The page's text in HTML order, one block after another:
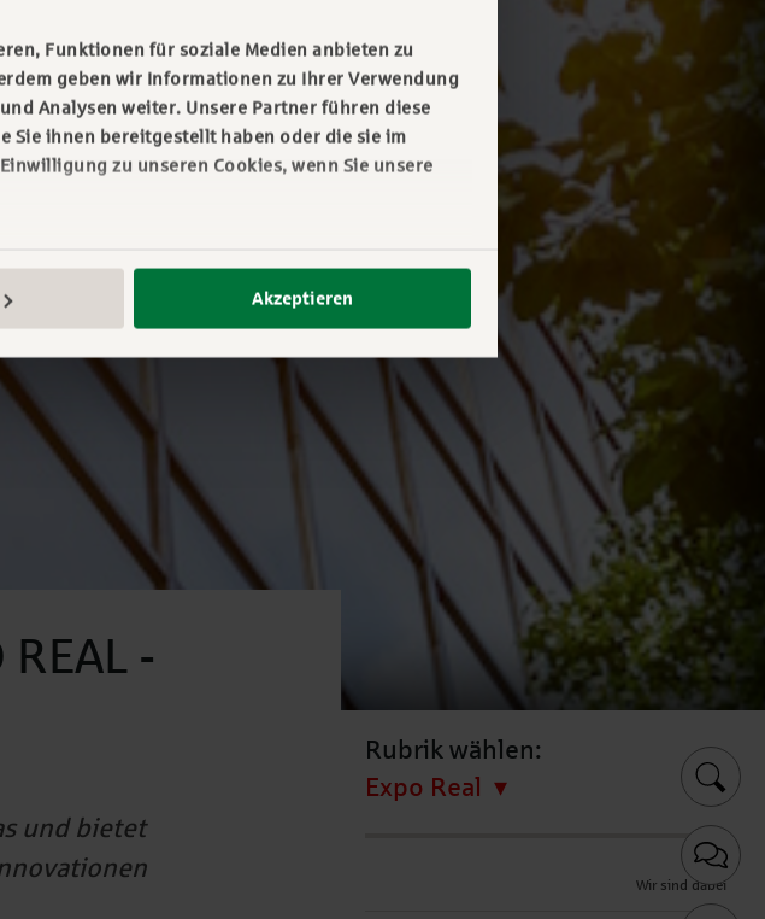
Funktionen für soziale Medien anbieten zu
geben wir Informationen zu Ihrer Verwendung
Analysen weiter. Unsere Partner führen diese
Sie ihnen bereitgestellt haben oder die sie im
zu unseren Cookies, wenn Sie unsere
Akzeptieren
-
und bietet
Rubrik wählen:
Expo Real
Wir sind dabei